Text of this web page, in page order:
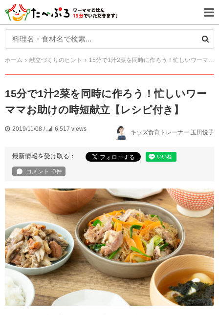
ホーム 献立づくりのヒント 15分で1汁2菜を同時に作ろう！忙しいワーママお助けの時短献立【レシピ付き】
15分で1汁2菜を同時に作ろう！忙しいワー
ママお助けの時短献立【レシピ付き】
2019/11/08 / 6,517 views キッズ食育トレーナー 玉田悦子
最新情報を受け取る：